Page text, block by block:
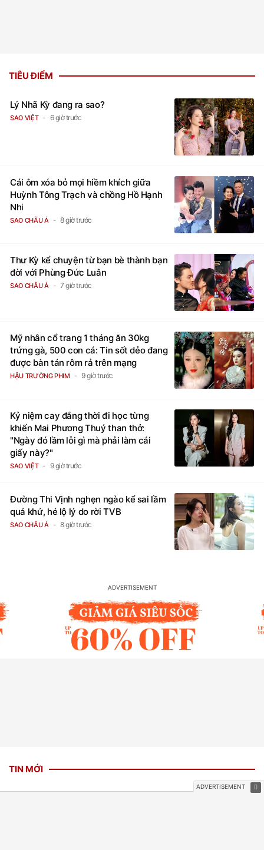
TIÊU ĐIỂM
Lý Nhã Kỳ đang ra sao?
SAO VIỆT 6 giờ trước
Cái ôm xóa bỏ mọi hiềm khích giữa
Huỳnh Tông Trạch và chồng Hồ Hạnh
Nhi
SAO CHÂU Á 8 giờ trước
Thư Kỳ kể chuyện từ bạn bè thành bạn
đời với Phùng Đức Luân
SAO CHÂU Á 7 giờ trước
Mỹ nhân cổ trang 1 tháng ăn 30kg
trứng gà, 500 con cá: Tin sốt dẻo đang
được bàn tán rôm rả trên mạng
HẬU TRƯỜNG PHIM 9 giờ trước
Kỷ niệm cay đắng thời đi học từng
khiến Mai Phương Thuý than thở:
"Ngày đó lầm lỗi gì mà phải làm cái
giấy này?"
SAO VIỆT 9 giờ trước
Đường Thi Vịnh nghẹn ngào kể sai lầm
quá khứ, hé lộ lý do rời TVB
SAO CHÂU Á 8 giờ trước
TIN MỚI